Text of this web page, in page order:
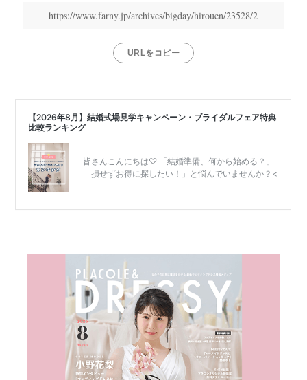
https://www.farny.jp/archives/bigday/hirouen/23528/2
URLをコピー
婚
式
日